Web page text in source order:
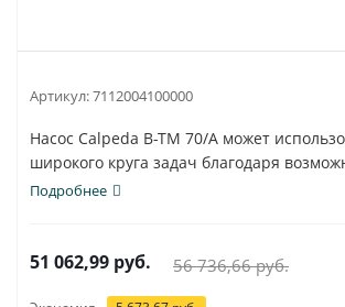
Артикул:7112004100000
Насос Calpeda B-TM 70/A может
широкого круга задач благодаря
работы...
Подробнее
51 062,99 руб. 56 736,66руб.